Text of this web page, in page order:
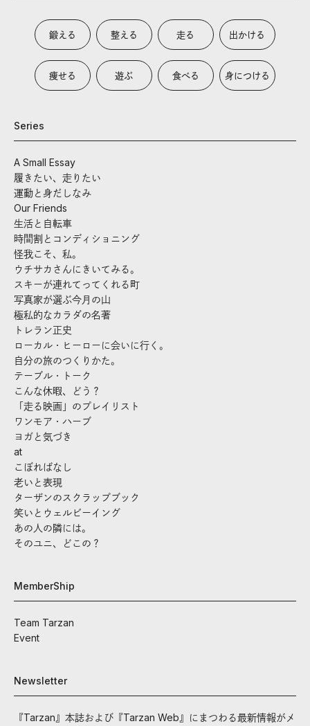
鍛える 整える 走る 出かける
痩せる 遊ぶ 食べる 身につける
Series
A Small Essay
履きたい、走りたい
運動と身だしなみ
Our Friends
生活と自転車
時間割とコンディショニング
怪我こそ、私。
ウチサカさんにきいてみる。
スキーが連れてってくれる町
写真家が選ぶ今月の山
極私的なカラダの名著
トレラン正史
ローカル・ヒーローに会いに行く。
自分の旅のつくりかた。
テーブル・トーク
こんな休暇、どう？
「走る映画」のプレイリスト
ワンモア・ハーブ
ヨガと気づき
at
こぼればなし
老いと表現
ターザンのスクラップブック
笑いとウェルビーイング
あの人の隣には。
そのユニ、どこの？
MemberShip
Team Tarzan
Event
Newsletter
『Tarzan』本誌および『Tarzan Web』にまつわる最新情報がメ